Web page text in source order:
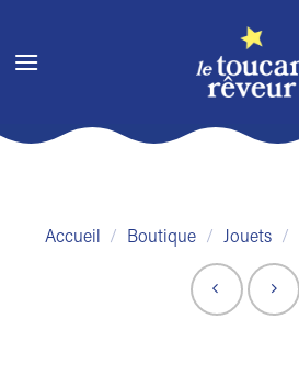
contenu
Accueil / Boutique / Jouets /